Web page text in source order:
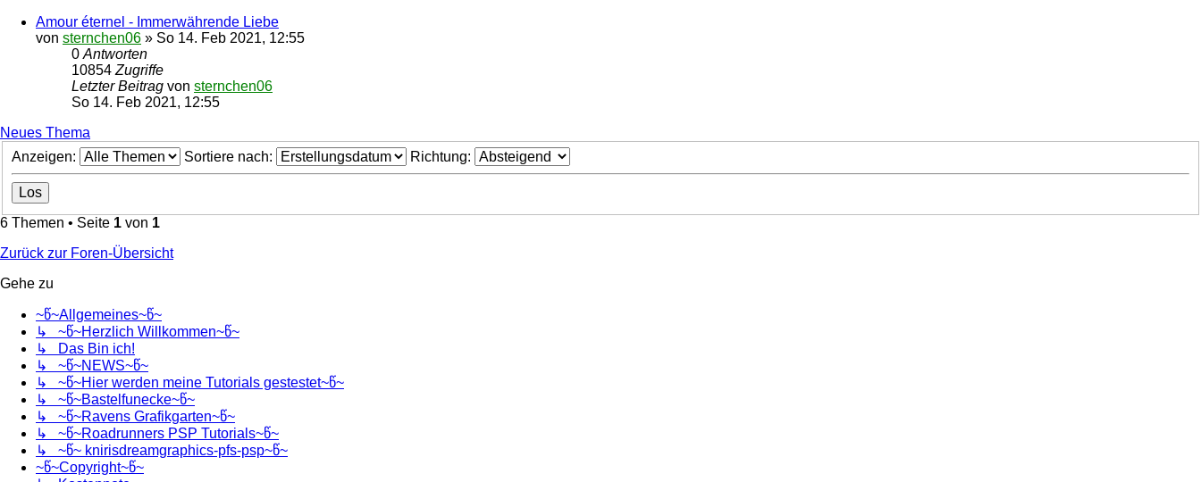
Amour éternel - Immerwährende Liebe
von sternchen06 » So 14. Feb 2021, 12:55
0 Antworten
10854 Zugriffe
Letzter Beitrag von sternchen06
So 14. Feb 2021, 12:55
Neues Thema
Anzeigen:
Sortiere nach: Richtung:
6 Themen • Seite 1 von 1
Zurück zur Foren-Übersicht
Gehe zu
~წ~Allgemeines~წ~
↳ ~წ~Herzlich Willkommen~წ~
↳ Das Bin ich!
↳ ~წ~NEWS~წ~
↳ ~წ~Hier werden meine Tutorials gestestet~წ~
↳ ~წ~Bastelfunecke~წ~
↳ ~წ~Ravens Grafikgarten~წ~
↳ ~წ~Roadrunners PSP Tutorials~წ~
↳ ~წ~ knirisdreamgraphics-pfs-psp~წ~
~წ~Copyright~წ~